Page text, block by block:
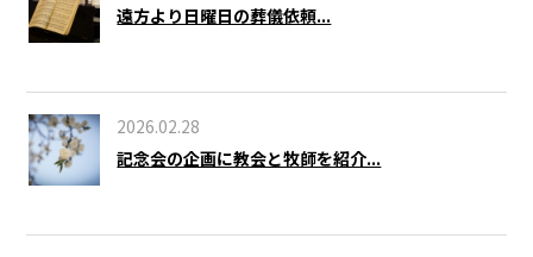
遠方より日曜日の葬儀依頼...
2026.02.28
記念会の企画に教会と牧師を紹介...